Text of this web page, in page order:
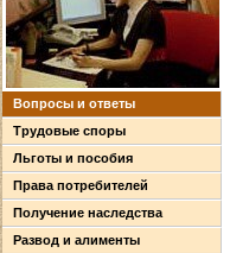
Вопросы и ответы
Трудовые споры
Льготы и пособия
Права потребителей
Получение наследства
Развод и алименты